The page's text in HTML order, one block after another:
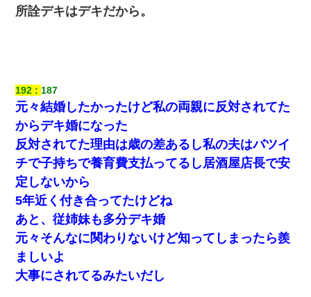
所詮デキはデキだから。
192 187
元々結婚したかったけど私の両親に反対されてた
からデキ婚になった
反対されてた理由は歳の差あるし私の夫はバツイ
チで子持ちで養育費支払ってるし居酒屋店長で安
定しないから
5年近く付き合ってたけどね
あと、従姉妹も多分デキ婚
元々そんなに関わりないけど知ってしまったら羨
ましいよ
大事にされてるみたいだし